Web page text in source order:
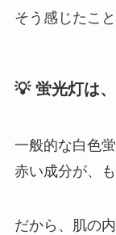
そう感じたこ
💡 蛍光灯は
一般的な白色
赤い成分が、
だから、肌の